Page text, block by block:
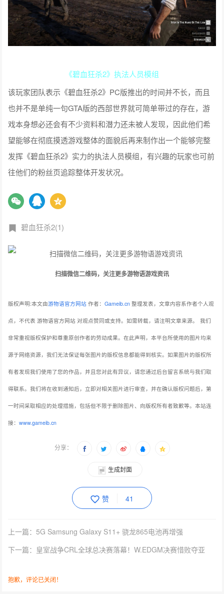
《碧血狂杀2》执法人员模组
该玩家团队表示《碧血狂杀2》PC版推出的时间并不长，而且
也并不是单纯一句GTA版的西部世界就可简单带过的存在，游
戏本身想必还会有不少资料和潜力还未被人发现，因此他们希
望能够在彻底摸透游戏整体的面貌后再来制作出一个能够完整
发挥《碧血狂杀2》实力的执法人员模组，有兴趣的玩家也可前
往他们的粉丝页追踪整体开发状况。
碧血狂杀2(1)
扫描微信二维码，关注更多游物语游戏资讯
版权声明:本文由游物语官方网站 作者：Gameib.cn 整理发表，文章内容系作者个人观
点，不代表 游物语官方网站 对观点赞同或支持。如需转载，请注明文章来源。 我们
非常重视版权保护和尊重原创作者的劳动成果。在此声明，本平台所使用的图片均来
源于网络资源，我们无法保证每张图片的版权信息都能得到核实。如果图片的版权所
有者发现我们使用了您的作品，并且您对此有异议，请您通过后台留言系统与我们取
得联系。我们将在收到通知后，立即对相关图片进行审查，并在确认版权问题后，第
一时间采取相应的处理措施，包括但不限于删除图片、向版权所有者致歉等。本站连
接：www.gameib.cn
分享：
生成封面
赞 41
上一篇：5G Samsung Galaxy S11+ 骁龙865电池再增强
下一篇：皇室战争CRL全球总决赛落幕！W.EDGM决赛惜败夺亚
抱歉，评论已关闭！